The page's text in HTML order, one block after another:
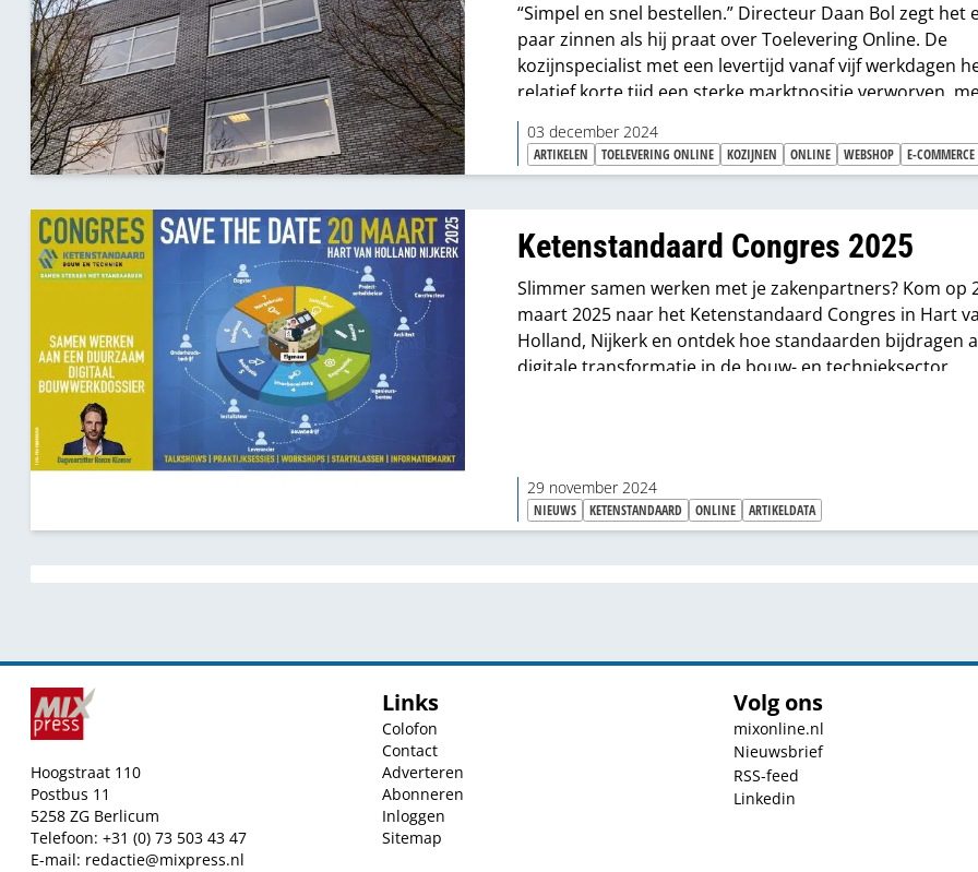
“Simpel en snel bestellen.” Directeur Daan Bol zegt het
paar zinnen als hij praat over Toelevering Online. De
kozijnspecialist met een levertijd vanaf vijf werkdagen
relatief korte tijd een sterke marktpositie verworven,
jaaromzet van tientallen miljoenen tot gevolg. Een nieuw
platform en toenadering tot de offline markt moeten
voor nieuwe groei van het e-commercebedrijf uit
03 december 2024
ARTIKELEN TOELEVERING ONLINE KOZIJNEN ONLINE WEBSHOP E-COMMERCE
Ketenstandaard Congres 2025
Slimmer samen werken met je zakenpartners? Kom op
maart 2025 naar het Ketenstandaard Congres in Hart
Holland, Nijkerk en ontdek hoe standaarden bijdragen
digitale transformatie in de bouw- en technieksector.
29 november 2024
NIEUWS KETENSTANDAARD ONLINE ARTIKELDATA
Hoogstraat 110
Postbus 11
5258 ZG Berlicum
Telefoon: +31 (0) 73 503 43 47
E-mail: redactie@mixpress.nl
Links
Colofon
Contact
Adverteren
Abonneren
Inloggen
Sitemap
Volg ons
mixonline.nl
Nieuwsbrief
RSS-feed
Linkedin